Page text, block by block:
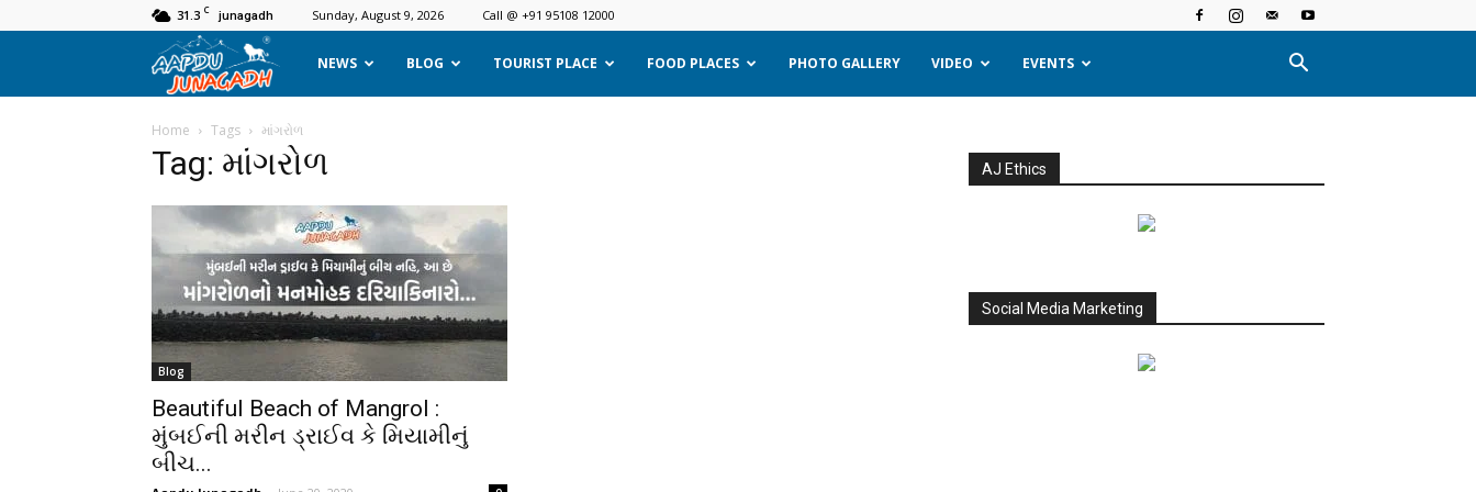
31.3 C junagadh Sunday, August 9, 2026 Call @ +91 95108 12000
Aapdu
Junagadh
NEWS BLOG TOURIST PLACE FOOD PLACES PHOTO GALLERY VIDEO EVENTS
Home Tags માંગરોળ
Tag: માંગરોળ
Blog
Beautiful Beach of Mangrol :
મુંબઈની મરીન ડ્રાઈવ કે મિયામીનું
બીચ...
AJ Ethics
Social Media Marketing